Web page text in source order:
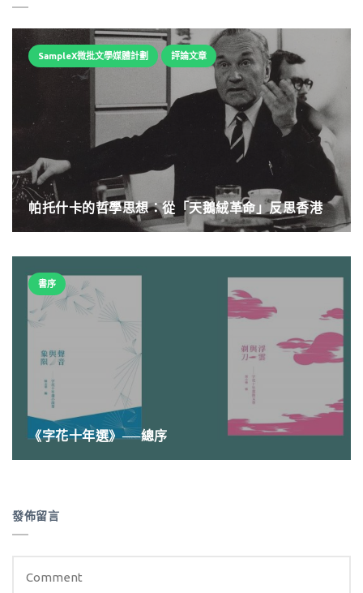
SampleX微批文學媒體計劃 評論文章
帕托什卡的哲學思想：從「天鵝絨革命」反思香港
書序
《字花十年選》──總序
發佈留言